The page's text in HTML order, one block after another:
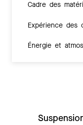
Cadre des
Expérience des
Énergie et